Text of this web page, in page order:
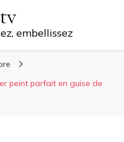
embellissez
peint parfait en guise de